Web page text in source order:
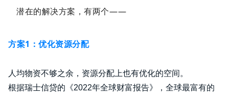
潜在的解决方案，有两个——
方案1：优化资源分配
人均物资不够之余，资源分配上也有优化的空间。
根据瑞士信贷的《2022年全球财富报告》，全球最富有的